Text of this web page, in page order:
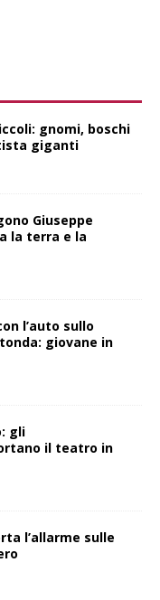
gnomi, boschi
giganti
Giuseppe
la terra e la
l’auto sullo
giovane in
gli
il teatro in
l’allarme sulle